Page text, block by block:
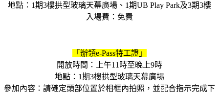
地點：1期3樓拱型玻璃天幕廣場、1期UB Play Park及3期3樓
入場費：免費
「辦領e-Pass特工證」
開放時間：上午11時至晚上9時
地點：1期3樓拱型玻璃天幕廣場
參加內容：請確定頭部位置於相框內拍照，並配合指示完成下